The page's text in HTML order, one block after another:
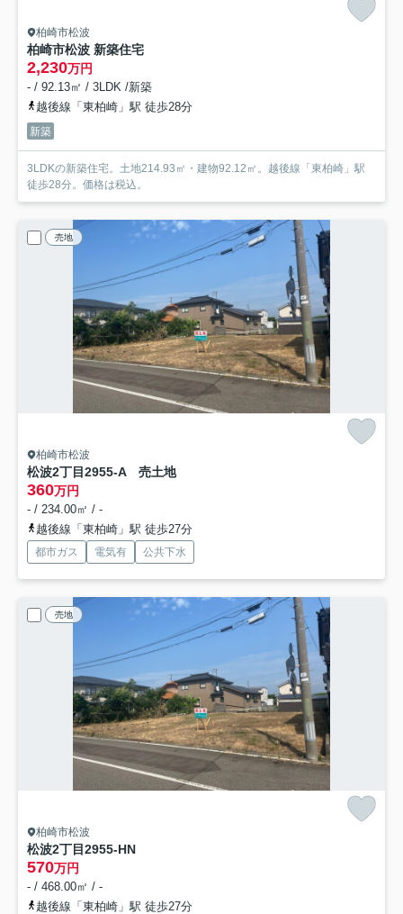
柏崎市松波
柏崎市松波 新築住宅
2,230万円
- / 92.13㎡ / 3LDK /新築
越後線「東柏崎」駅 徒歩28分
新築
3LDKの新築住宅。土地214.93㎡・建物92.12㎡。越後線「東柏崎」駅
徒歩28分。価格は税込。
売地
柏崎市松波
松波2丁目2955-A 売土地
360万円
- / 234.00㎡ / -
越後線「東柏崎」駅 徒歩27分
都市ガス 電気有 公共下水
売地
柏崎市松波
松波2丁目2955-HN
570万円
- / 468.00㎡ / -
越後線「東柏崎」駅 徒歩27分